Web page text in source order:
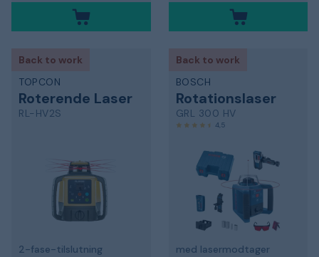
Back to work
TOPCON
Roterende Laser
RL-HV2S
2-fase-tilslutning
Back to work
BOSCH
Rotationslaser
GRL 300 HV
4,5
med lasermodtager